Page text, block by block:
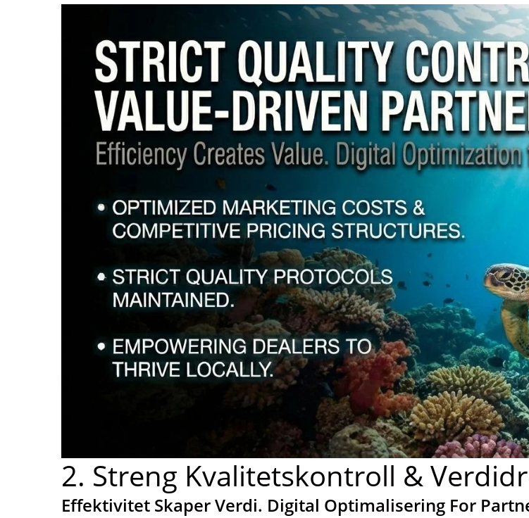
2. Streng Kvalitetskontroll &
Effektivitet Skaper Verdi. Digital Optimalisering For